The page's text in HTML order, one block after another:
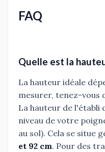
FAQ
Quelle est la
La hauteur idéale
mesurer, tenez-vous
La hauteur de
niveau de votre
au sol). Cela se situe
et 92 cm. Pour des